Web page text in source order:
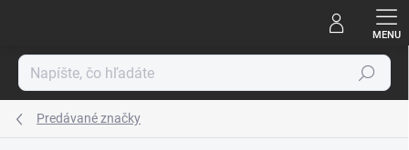
Hľadať
Predávané značky